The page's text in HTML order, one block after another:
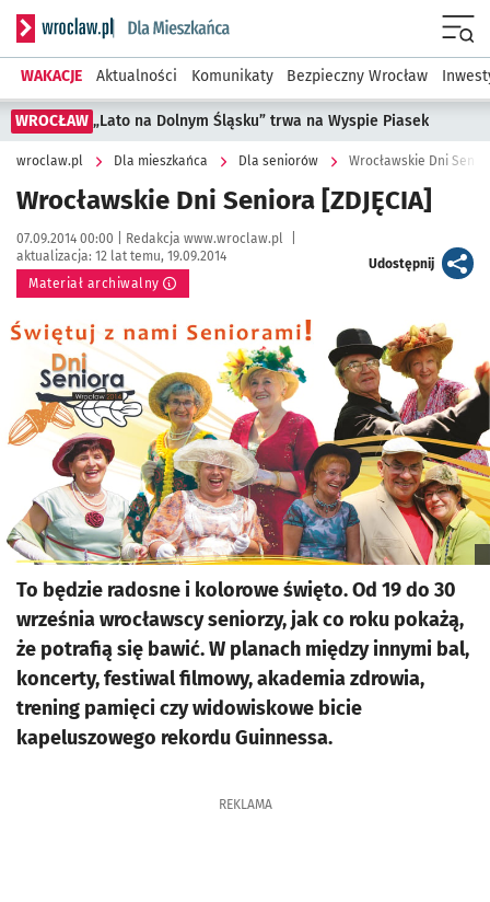
Serwis informacyjny wroclaw.pl podserwis: Dla mieszkańca
WAKACJE Aktualności Komunikaty Bezpieczny Wrocław
WROCŁAW „Lato na Dolnym Śląsku” trwa na Wyspie Piasek
wroclaw.pl Dla mieszkańca Dla seniorów Wrocławskie Dni
Wrocławskie Dni Seniora [ZDJĘCIA]
Data publikacji:
07.09.2014 00:00 | Autor:
Redakcja www.wroclaw.pl
aktualizacja: 12 lat temu, 19.09.2014
Materiał archiwalny
Udostępnijartykuł
Kliknij, aby powiększyć
To będzie radosne i kolorowe święto. Od 19 do 30
września wrocławscy seniorzy, jak co roku pokażą,
że potrafią się bawić. W planach między innymi bal,
koncerty, festiwal filmowy, akademia zdrowia,
trening pamięci czy widowiskowe bicie
kapeluszowego rekordu Guinnessa.
REKLAMA